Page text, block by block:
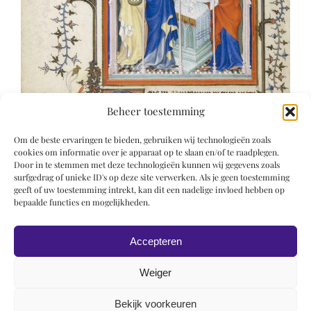
Beheer toestemming
Om de beste ervaringen te bieden, gebruiken wij technologieën zoals
cookies om informatie over je apparaat op te slaan en/of te raadplegen.
Door in te stemmen met deze technologieën kunnen wij gegevens zoals
surfgedrag of unieke ID's op deze site verwerken. Als je geen toestemming
geeft of uw toestemming intrekt, kan dit een nadelige invloed hebben op
bepaalde functies en mogelijkheden.
Accepteren
Weiger
Bekijk voorkeuren